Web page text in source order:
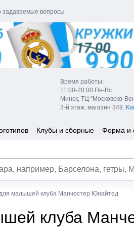
задаваемые вопросы
Время работы:
11:00-20:00 Пн-Вс
Минск, ТЦ "Московско-
3-й этаж, магазин 349.
Клубы и сборные Форма и
малышей клуба Манчестер Юнайтед
клуба